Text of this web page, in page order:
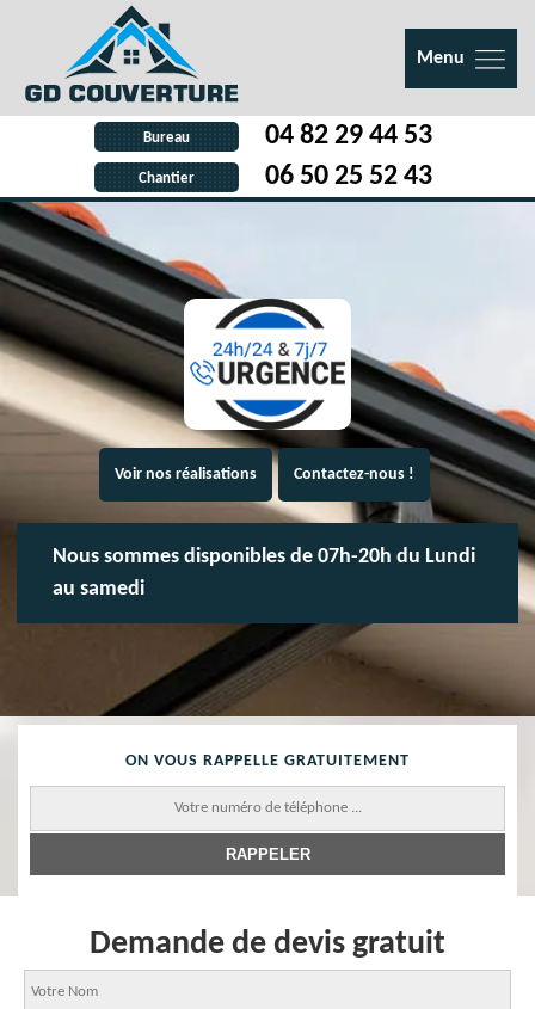
Menu
Bureau 04 82 29 44 53
Chantier 06 50 25 52 43
Voir nos réalisations Contactez-nous !
Nous sommes disponibles de 07h-20h du Lundi
au samedi
ON VOUS RAPPELLE GRATUITEMENT
Demande de devis gratuit